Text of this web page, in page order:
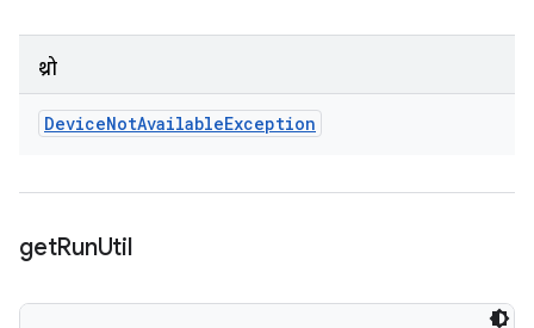
थ्रो
DeviceNotAvailableException
getRunUtil